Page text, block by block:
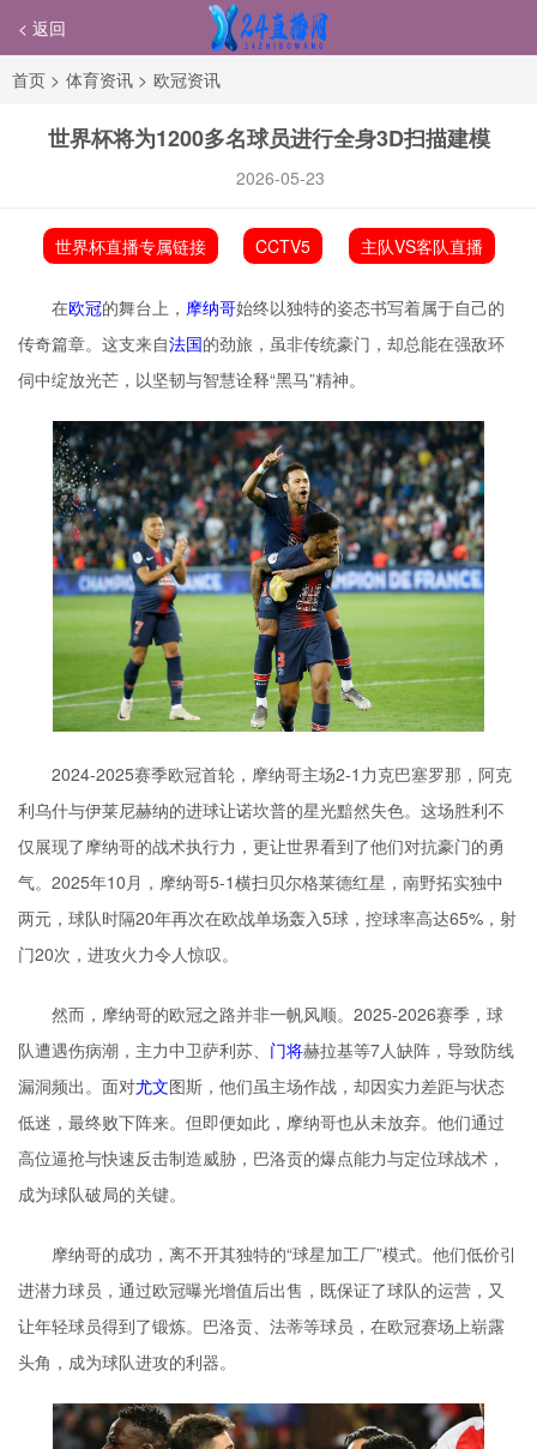
< 返回
首页 > 体育资讯 > 欧冠资讯
世界杯将为1200多名球员进行全身3D扫描建模
2026-05-23
世界杯直播专属链接 CCTV5 主队VS客队直播
在欧冠的舞台上， 摩纳哥始终以独特的姿态书写着属于自己的
传奇篇章。这支来自法国的劲旅，虽非传统豪门，却总能在强敌环
伺中绽放光芒，以坚韧与智慧诠释“黑马”精神。
2024-2025赛季欧冠首轮，摩纳哥主场2-1力克巴塞罗那，阿克
利乌什与伊莱尼赫纳的进球让诺坎普的星光黯然失色。这场胜利不
仅展现了摩纳哥的战术执行力，更让世界看到了他们对抗豪门的勇
气。2025年10月，摩纳哥5-1横扫贝尔格莱德红星，南野拓实独中
两元，球队时隔20年再次在欧战单场轰入5球，控球率高达65%，射
门20次，进攻火力令人惊叹。
然而，摩纳哥的欧冠之路并非一帆风顺。2025-2026赛季，球
队遭遇伤病潮，主力中卫萨利苏、 门将赫拉基等7人缺阵，导致防线
漏洞频出。面对尤文图斯，他们虽主场作战，却因实力差距与状态
低迷，最终败下阵来。但即便如此，摩纳哥也从未放弃。他们通过
高位逼抢与快速反击制造威胁，巴洛贡的爆点能力与定位球战术，
成为球队破局的关键。
摩纳哥的成功，离不开其独特的“球星加工厂”模式。他们低价引
进潜力球员，通过欧冠曝光增值后出售，既保证了球队的运营，又
让年轻球员得到了锻炼。巴洛贡、法蒂等球员，在欧冠赛场上崭露
头角，成为球队进攻的利器。